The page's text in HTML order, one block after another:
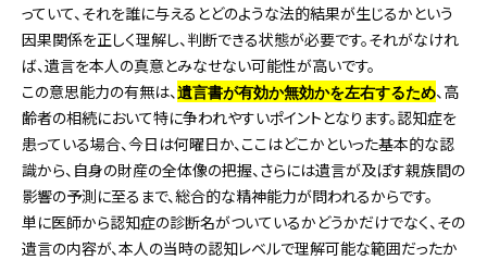
っていて、それを誰に与えるとどのような法的結果が生じるかという
因果関係を正しく理解し、判断できる状態が必要です。それがなけれ
ば、遺言を本人の真意とみなせない可能性が高いです。
この意思能力の有無は、 遺言書が有効か無効かを左右するため、高
齢者の相続において特に争われやすいポイントとなります。認知症を
患っている場合、今日は何曜日か、ここはどこかといった基本的な認
識から、自身の財産の全体像の把握、さらには遺言が及ぼす親族間の
影響の予測に至るまで、総合的な精神能力が問われるからです。
単に医師から認知症の診断名がついているかどうかだけでなく、その
遺言の内容が、本人の当時の認知レベルで理解可能な範囲だったか